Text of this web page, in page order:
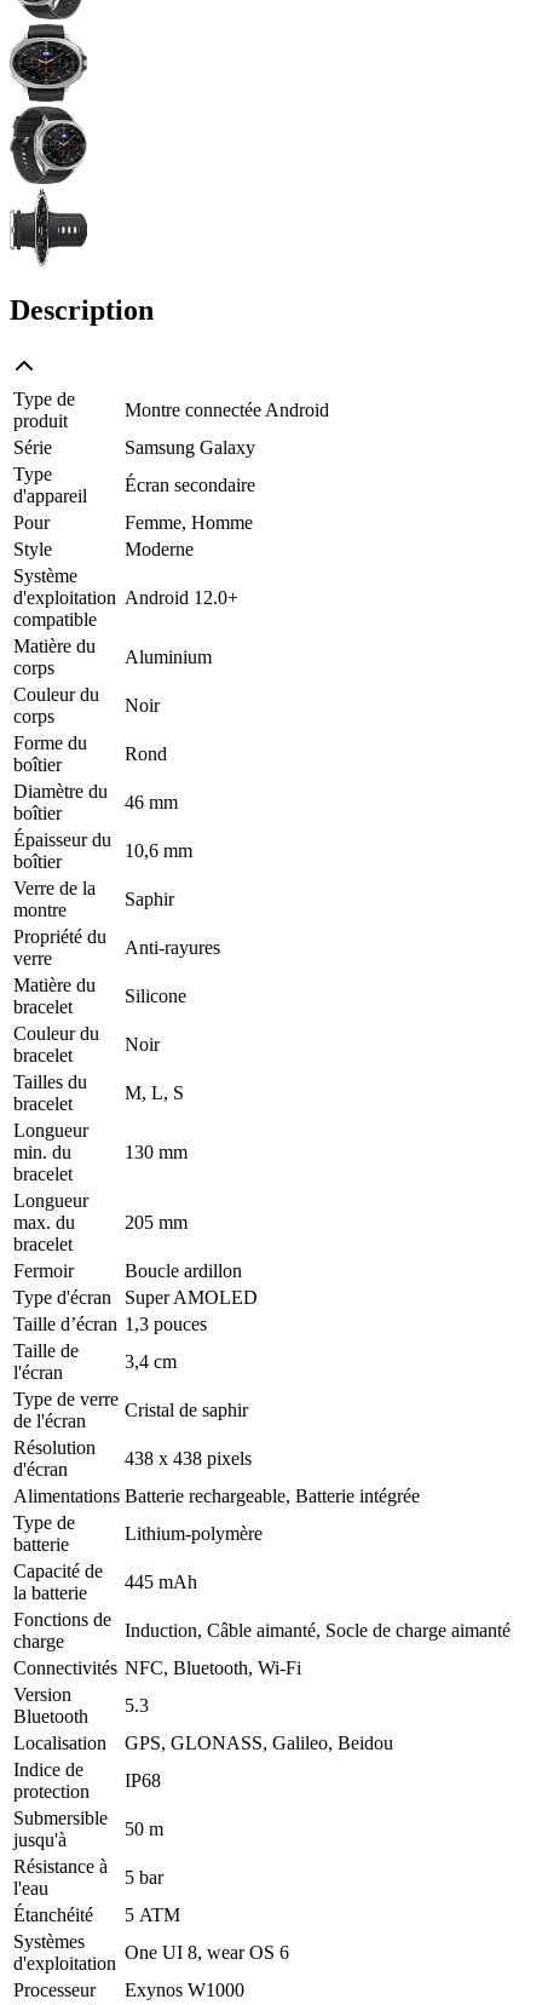
Description
Type de
produit
Montre connectée Android
Série
Samsung Galaxy
Type
d'appareil
Écran secondaire
Pour
Femme, Homme
Style
Moderne
Système
d'exploitation
compatible
Android 12.0+
Matière du
corps
Aluminium
Couleur du
corps
Noir
Forme du
boîtier
Rond
Diamètre du
boîtier
46 mm
Épaisseur du
boîtier
10,6 mm
Verre de la
montre
Saphir
Propriété du
verre
Anti-rayures
Matière du
bracelet
Silicone
Couleur du
bracelet
Noir
Tailles du
bracelet
M, L, S
Longueur
min. du
bracelet
130 mm
Longueur
max. du
bracelet
205 mm
Fermoir
Boucle ardillon
Type d'écran
Super AMOLED
Taille d’écran 1,3 pouces
Taille de
l'écran
3,4 cm
Type de verre
de l'écran
Cristal de saphir
Résolution
d'écran
438 x 438 pixels
Alimentations Batterie rechargeable, Batterie intégrée
Type de
batterie
Lithium-polymère
Capacité de
la batterie
445 mAh
Fonctions de
charge
Induction, Câble aimanté, Socle de charge aimanté
Connectivités NFC, Bluetooth, Wi-Fi
Version
Bluetooth
5.3
Localisation
GPS, GLONASS, Galileo, Beidou
Indice de
protection
IP68
Submersible
jusqu'à
50 m
Résistance à
l'eau
5 bar
Étanchéité
5 ATM
Systèmes
d'exploitation
One UI 8, wear OS 6
Processeur
Exynos W1000